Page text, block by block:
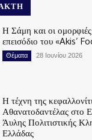
Η Σάμη και οι
επεισόδιο του «Akis’
Θέματα 28 Ιουνίου 2026
Η τέχνη της
Αθανατοδαντέλας στο
Άυλης Πολιτιστικής
Ελλάδας